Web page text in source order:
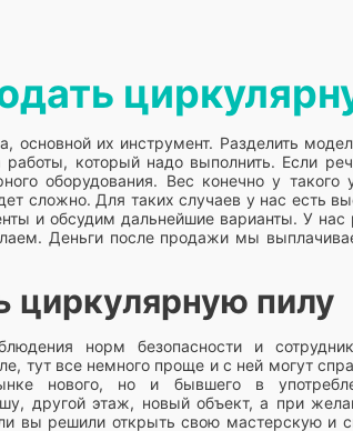
основной их инструмент. Разделить
который надо выполнить. Если
оборудования. Вес конечно у
сложно. Для таких случаев у нас есть
и обсудим дальнейшие варианты. У нас
Деньги после продажи мы
циркулярную пилу
норм безопасности и
тут все немного проще и с ней могут
нового, но и бывшего в
другой этаж, новый объект, а при
вы решили открыть свою мастерскую и